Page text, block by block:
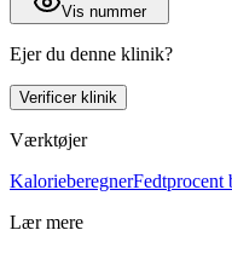
Vis nummer
Ejer du denne klinik?
Verificer klinik
Værktøjer
KalorieberegnerFedtprocent
Lær mere